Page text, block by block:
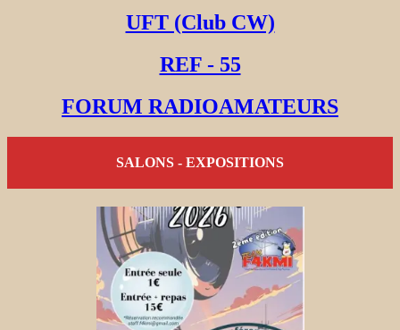
UFT (Club CW)
REF - 55
FORUM RADIOAMATEURS
SALONS - EXPOSITIONS